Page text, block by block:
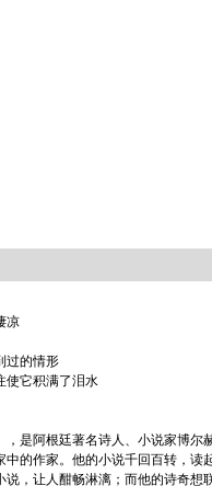
凉
过的情形
它积满了泪水
是阿根廷著名诗人、小说家博尔
的作家。他的小说千回百转，读
，让人酣畅淋漓；而他的诗奇想